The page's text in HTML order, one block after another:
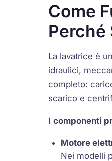
Come
Perché
La lavatrice è
idraulici,
completo:
scarico e
Icomponenti
Motore
Nei modelli